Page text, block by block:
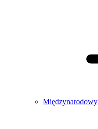
Międzynarodowy